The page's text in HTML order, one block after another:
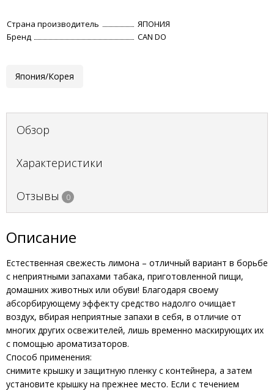
Страна производитель
ЯПОНИЯ
Бренд
CAN DO
Япония/Корея
Обзор
Характеристики
Отзывы 0
Описание
Естественная свежесть лимона – отличный вариант в борьбе
с неприятными запахами табака, приготовленной пищи,
домашних животных или обуви! Благодаря своему
абсорбирующему эффекту средство надолго очищает
воздух, вбирая неприятные запахи в себя, в отличие от
многих других освежителей, лишь временно маскирующих их
с помощью ароматизаторов.
Способ применения:
снимите крышку и защитную пленку с контейнера, а затем
установите крышку на прежнее место. Если с течением